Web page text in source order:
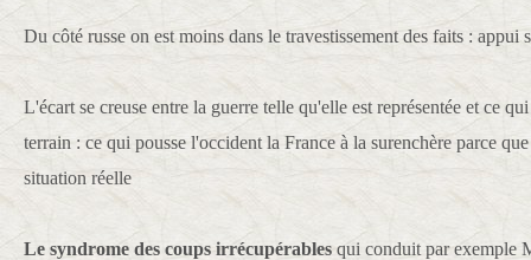
Du côté russe on est moins dans le travestissement des faits : appui
L'écart se creuse entre la guerre telle qu'elle est représentée et ce
terrain : ce qui pousse l'occident la France à la surenchère parce
situation réelle
Le syndrome des coups irrécupérables qui conduit par exemple